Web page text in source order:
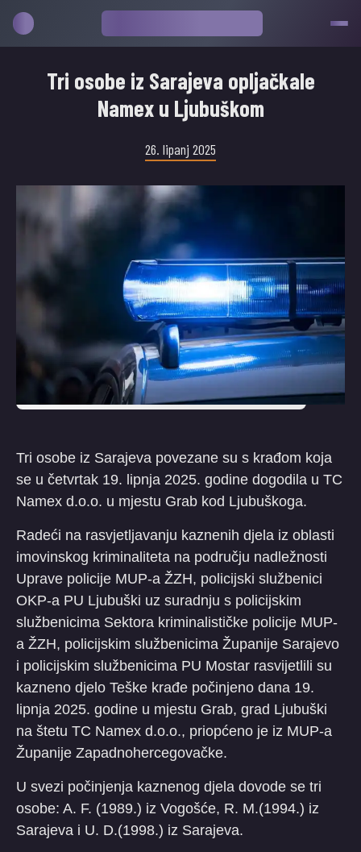
Tri osobe iz Sarajeva opljačkale
Namex u Ljubuškom
26. lipanj 2025
Tri osobe iz Sarajeva povezane su s krađom koja
se u četvrtak 19. lipnja 2025. godine dogodila u TC
Namex d.o.o. u mjestu Grab kod Ljubuškoga.
Radeći na rasvjetljavanju kaznenih djela iz oblasti
imovinskog kriminaliteta na području nadležnosti
Uprave policije MUP-a ŽZH, policijski službenici
OKP-a PU Ljubuški uz suradnju s policijskim
službenicima Sektora kriminalističke policije MUP-
a ŽZH, policijskim službenicima Županije Sarajevo
i policijskim službenicima PU Mostar rasvijetlili su
kazneno djelo Teške krađe počinjeno dana 19.
lipnja 2025. godine u mjestu Grab, grad Ljubuški
na štetu TC Namex d.o.o., priopćeno je iz MUP-a
Županije Zapadnohercegovačke.
U svezi počinjenja kaznenog djela dovode se tri
osobe: A. F. (1989.) iz Vogošće, R. M.(1994.) iz
Sarajeva i U. D.(1998.) iz Sarajeva.